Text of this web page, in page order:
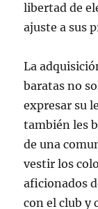
libertad de
ajuste a sus
La
baratas no
expresar su
también les
de una
vestir los
aficionados
con el club y